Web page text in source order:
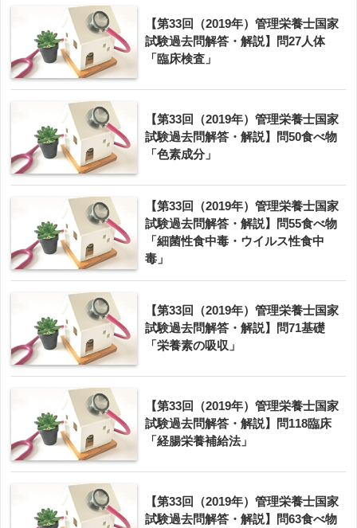
【第33回（2019年）管理栄養士国家
試験過去問解答・解説】問27人体
「臨床検査」
【第33回（2019年）管理栄養士国家
試験過去問解答・解説】問50食べ物
「色素成分」
【第33回（2019年）管理栄養士国家
試験過去問解答・解説】問55食べ物
「細菌性食中毒・ウイルス性食中
毒」
【第33回（2019年）管理栄養士国家
試験過去問解答・解説】問71基礎
「栄養素の吸収」
【第33回（2019年）管理栄養士国家
試験過去問解答・解説】問118臨床
「経腸栄養補給法」
【第33回（2019年）管理栄養士国家
試験過去問解答・解説】問63食べ物